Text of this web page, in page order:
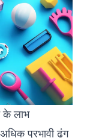
के लाभ
प्रभावी ढंग